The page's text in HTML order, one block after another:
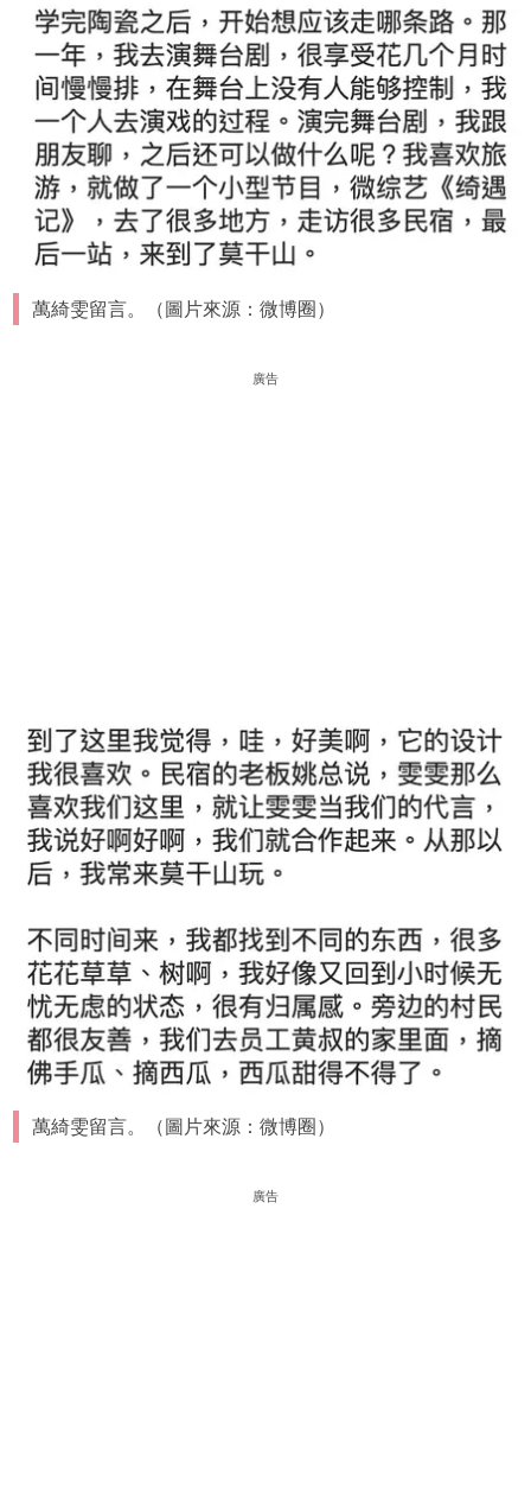
萬綺雯留言。（圖片來源：微博圈）
廣告
萬綺雯留言。（圖片來源：微博圈）
廣告